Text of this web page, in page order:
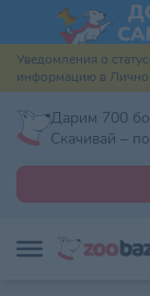
Уведомления о
информацию в
Дарим 700
Скачивай –